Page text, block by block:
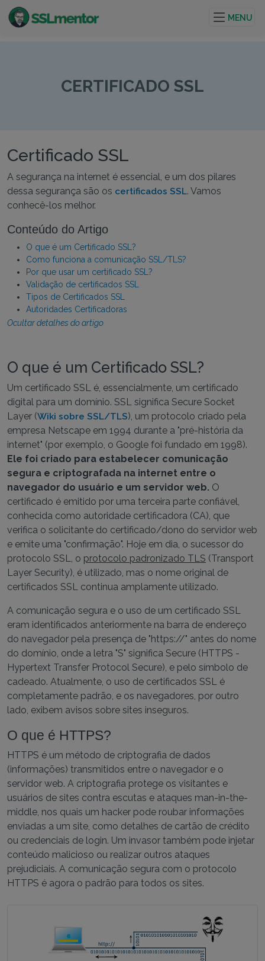
projetos de internet.
MENU
CERTIFICADO SSL
Certificado SSL
A segurança na internet é essencial, e um dos pilares
dessa segurança são os certificados SSL. Vamos
conhecê-los melhor.
Conteúdo do Artigo
O que é um Certificado SSL?
Como funciona a comunicação SSL/TLS?
Por que usar um certificado SSL?
Validação de certificados SSL
Tipos de Certificados SSL
Autoridades Certificadoras
Ocultar detalhes do artigo
O que é um Certificado SSL?
Um certificado SSL é, essencialmente, um certificado
digital para um domínio. SSL significa Secure Socket
Layer (Wiki sobre SSL/TLS), um protocolo criado pela
empresa Netscape em 1994 durante a "pré-história da
internet" (por exemplo, o Google foi fundado em 1998).
Ele foi criado para estabelecer comunicação
segura e criptografada na internet entre o
navegador do usuário e um servidor web. O
certificado é emitido por uma terceira parte confiável,
conhecida como autoridade certificadora (CA), que
verifica o solicitante do certificado/dono do servidor web
e emite uma "confirmação". Hoje em dia, o sucessor do
protocolo SSL, o protocolo padronizado TLS (Transport
Layer Security), é utilizado, mas o nome original de
certificados SSL continua amplamente utilizado.
A comunicação segura e o uso de um certificado SSL
eram identificados anteriormente na barra de endereço
do navegador pela presença de "https://" antes do nome
do domínio, onde a letra "S" significa Secure (HTTPS -
Hypertext Transfer Protocol Secure), e pelo símbolo de
cadeado. Atualmente, o uso de certificados SSL é
completamente padrão, e os navegadores, por outro
lado, exibem avisos sobre sites inseguros.
O que é HTTPS?
HTTPS é um método de criptografia de dados
(informações) transmitidos entre o navegador e o
servidor web. A criptografia protege os visitantes e
usuários de sites contra escutas e ataques man-in-the-
middle, nos quais um hacker pode roubar informações
enviadas a um site, como detalhes de cartão de crédito
ou credenciais de login. Um invasor também pode injetar
conteúdo malicioso ou realizar outros ataques
prejudiciais. A comunicação segura com o protocolo
HTTPS é agora o padrão para todos os sites.